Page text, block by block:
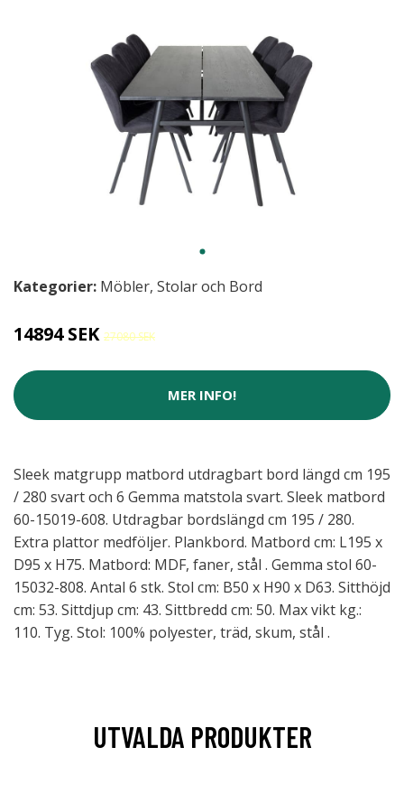
Kategorier: Möbler, Stolar och Bord
14894 SEK 27080 SEK
MER INFO!
Sleek matgrupp matbord utdragbart bord längd cm 195
/ 280 svart och 6 Gemma matstola svart. Sleek matbord
60-15019-608. Utdragbar bordslängd cm 195 / 280.
Extra plattor medföljer. Plankbord. Matbord cm: L195 x
D95 x H75. Matbord: MDF, faner, stål . Gemma stol 60-
15032-808. Antal 6 stk. Stol cm: B50 x H90 x D63. Sitthöjd
cm: 53. Sittdjup cm: 43. Sittbredd cm: 50. Max vikt kg.:
110. Tyg. Stol: 100% polyester, träd, skum, stål .
UTVALDA PRODUKTER